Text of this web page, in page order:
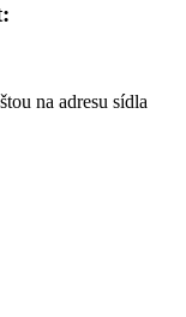
na adresu sídla